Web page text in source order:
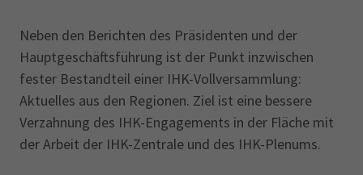
Neben den Berichten des Präsidenten und der
Hauptgeschäftsführung ist der Punkt inzwischen
fester Bestandteil einer IHK-Vollversammlung:
Aktuelles aus den Regionen. Ziel ist eine bessere
Verzahnung des IHK-Engagements in der Fläche mit
der Arbeit der IHK-Zentrale und des IHK-Plenums.